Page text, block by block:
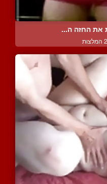
את החזה ה...
2 המלצות